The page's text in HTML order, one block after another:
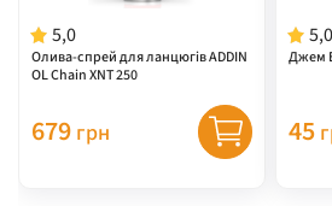
5,0
Олива-спрей для ланцюгів ADDIN
OL Chain XNT 250
679 грн
5,0
Джем
45